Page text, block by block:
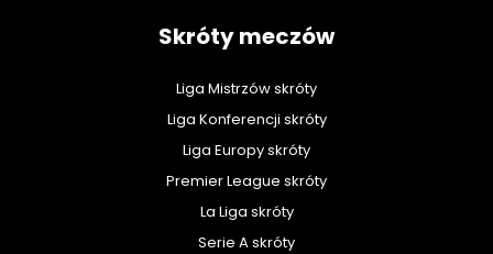
Skróty meczów
Liga Mistrzów skróty
Liga Konferencji skróty
Liga Europy skróty
Premier League skróty
La Liga skróty
Serie A skróty